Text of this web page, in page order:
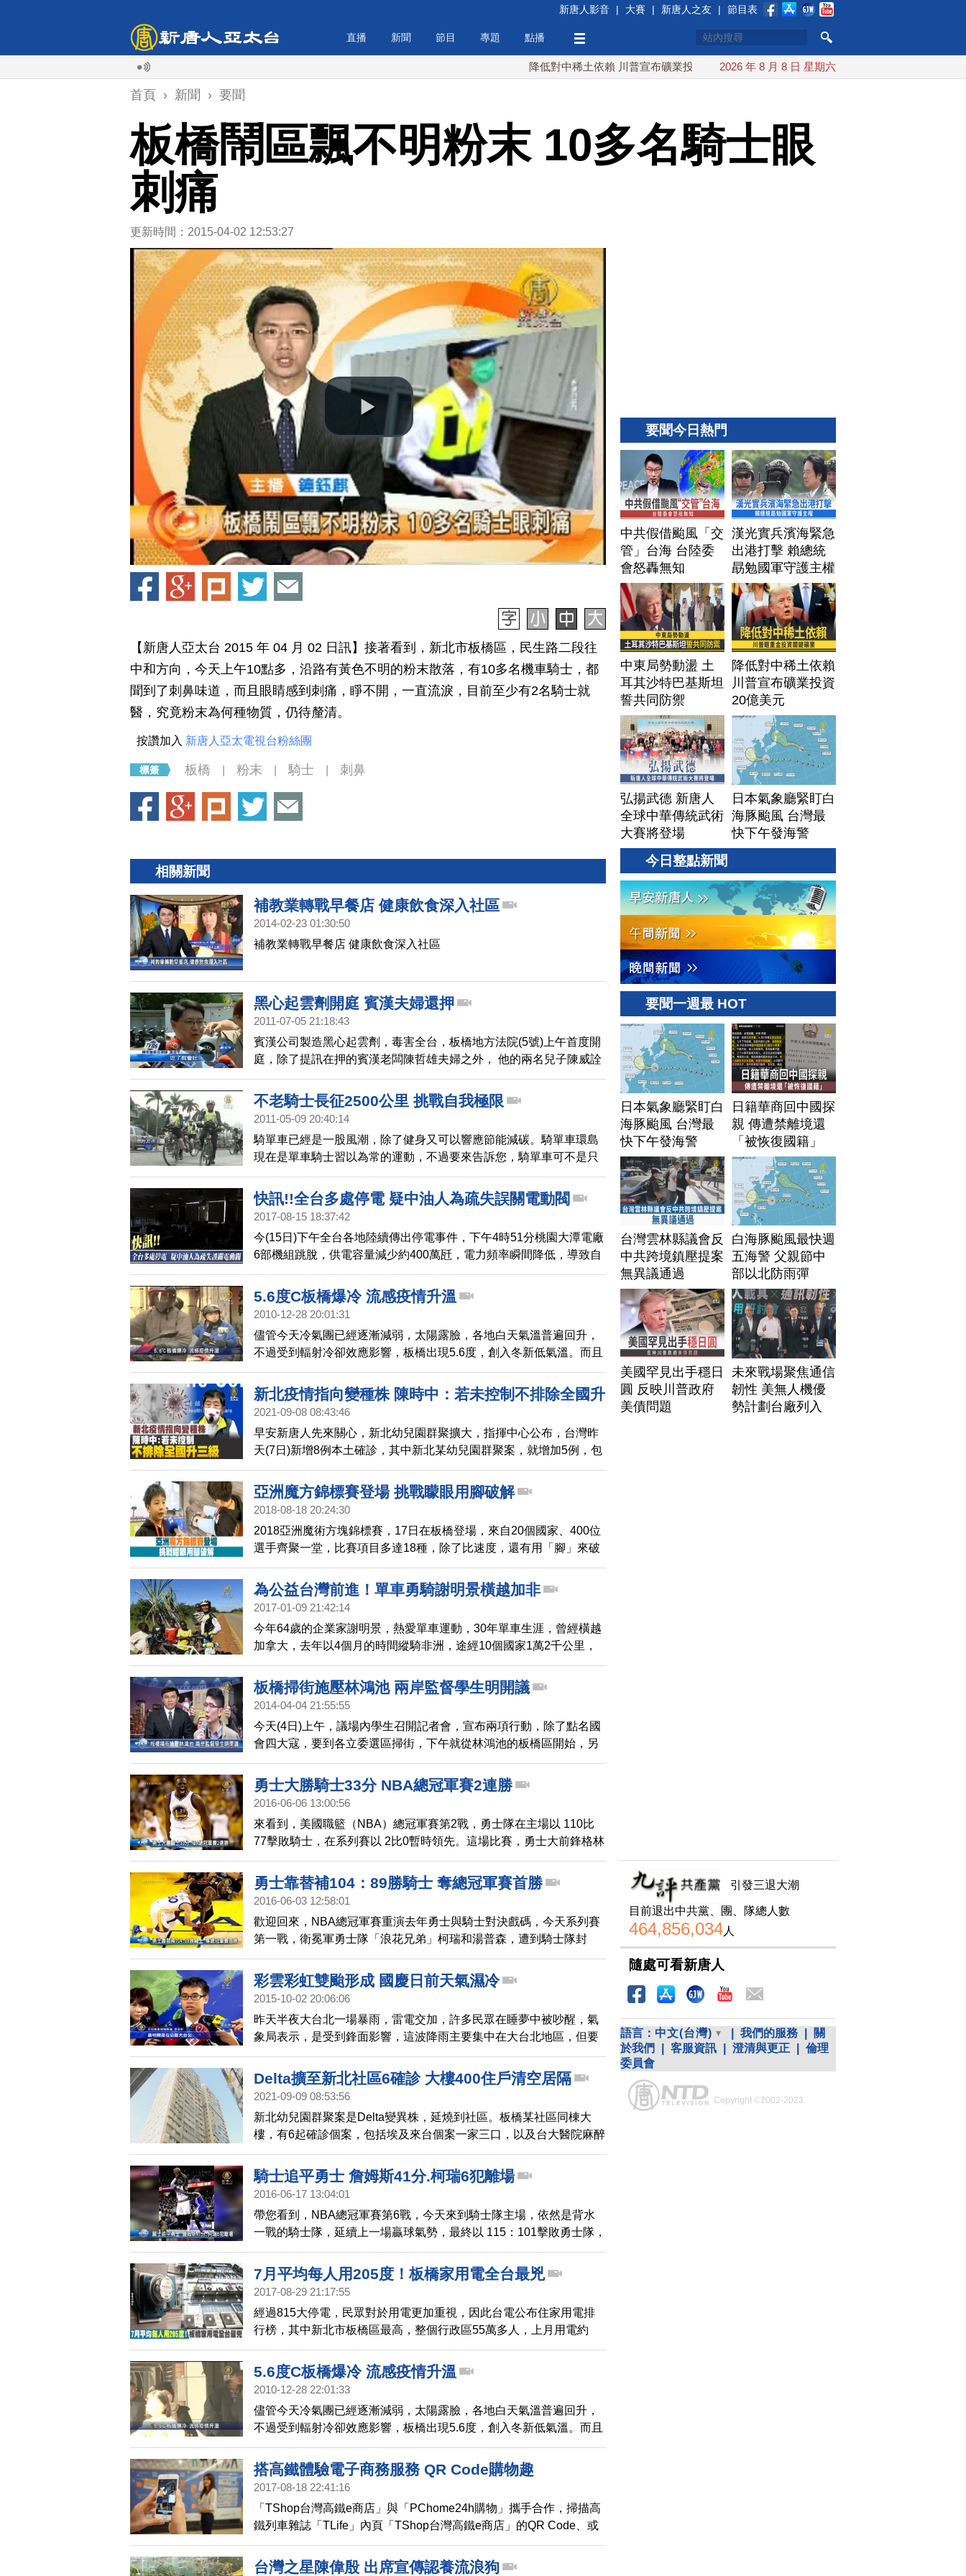
新唐人影音 | 大賽 | 新唐人之友 | 節目表
直播 新聞 節目 專題 點播
降低對中稀土依賴 川普宣布礦業投資20億美元 中東局勢動盪 土耳其沙特巴基斯坦誓共同防禦
2026 年 8 月 8 日 星期六
首頁 › 新聞 › 要聞
板橋鬧區飄不明粉末 10多名騎士眼
刺痛
更新時間：2015-04-02 12:53:27
【新唐人亞太台 2015 年 04 月 02 日訊】接著看到，新北市板橋區，民生路二段往
中和方向，今天上午10點多，沿路有黃色不明的粉末散落，有10多名機車騎士，都
聞到了刺鼻味道，而且眼睛感到刺痛，睜不開，一直流淚，目前至少有2名騎士就
醫，究竟粉末為何種物質，仍待釐清。
按讚加入 新唐人亞太電視台粉絲團
板橋 粉末 騎士 刺鼻
相關新聞
補教業轉戰早餐店 健康飲食深入社區
2014-02-23 01:30:50
補教業轉戰早餐店 健康飲食深入社區
黑心起雲劑開庭 賓漢夫婦還押
2011-07-05 21:18:43
賓漢公司製造黑心起雲劑，毒害全台，板橋地方法院(5號)上午首度開
庭，除了提訊在押的賓漢老闆陳哲雄夫婦之外， 他的兩名兒子陳威詮
和陳威丞，也都被傳喚到案。
不老騎士長征2500公里 挑戰自我極限
2011-05-09 20:40:14
騎單車已經是一股風潮，除了健身又可以響應節能減碳。騎單車環島
現在是單車騎士習以為常的運動，不過要來告訴您，騎單車可不是只
有年輕人的活動，帶您來看到，一群平均年齡55歲的阿公阿嬤們，要
騎著單車，開始台灣探險之旅。
快訊!!全台多處停電 疑中油人為疏失誤關電動閥
2017-08-15 18:37:42
今(15日)下午全台各地陸續傳出停電事件，下午4時51分桃園大潭電廠
6部機組跳脫，供電容量減少約400萬瓩，電力頻率瞬間降低，導致自
動啟動低頻電驛的安全保護措施，造成全台多處停電，截至17時24
分，目前北市12個行政區各有部分區域停電，受理案件統計電梯受困
23件，冒煙查看8件，新北市目前板橋、三峽、中和、新店、新莊、
5.6度C板橋爆冷 流感疫情升溫
2010-12-28 20:01:31
儘管今天冷氣團已經逐漸減弱，太陽露臉，各地白天氣溫普遍回升，
不過受到輻射冷卻效應影響，板橋出現5.6度，創入冬新低氣溫。而且
天氣冷，類流感人數飆升3成。疾病管制局表示，今年的流感疫苗只剩
下約27萬劑，但容易併發重症的老人及幼兒，接種率仍偏低，分別約
只有36%及23%。疾管局請民眾把握最後剩餘的數量，趕快施打。
新北疫情指向變種株 陳時中：若未控制不排除全國升
三級
2021-09-08 08:43:46
早安新唐人先來關心，新北幼兒園群聚擴大，指揮中心公布，台灣昨
天(7日)新增8例本土確診，其中新北某幼兒園群聚案，就增加5例，包
括2個幼兒園孩童及3位同住家人，最小的更只有一歲，目前群聚案加
上幼稚園老師的先生，累計16人確診。今天，幼兒園群聚案的基因定
序將出爐，指揮中心指出，目前指向是變種病毒株。
亞洲魔方錦標賽登場 挑戰矇眼用腳破解
2018-08-18 20:24:30
2018亞洲魔術方塊錦標賽，17日在板橋登場，來自20個國家、400位
選手齊聚一堂，比賽項目多達18種，除了比速度，還有用「腳」來破
解魔術方塊，甚至得蒙著雙眼，完成比賽。
為公益台灣前進！單車勇騎謝明景橫越加非
2017-01-09 21:42:14
今年64歲的企業家謝明景，熱愛單車運動，30年單車生涯，曾經橫越
加拿大，去年以4個月的時間縱騎非洲，途經10個國家1萬2千公里，
他表示，雖然過程中有許多辛苦與困難，但為台灣做公益，拓展國民
外交，是他人生中最難以忘懷的記憶。
板橋掃街施壓林鴻池 兩岸監督學生明開議
2014-04-04 21:55:55
今天(4日)上午，議場內學生召開記者會，宣布兩項行動，除了點名國
會四大寇，要到各立委選區掃街，下午就從林鴻池的板橋區開始，另
外也宣布明天開始，要分成60組，自己在國會內開啟人民議會，討論
兩岸協議監督條例。
勇士大勝騎士33分 NBA總冠軍賽2連勝
2016-06-06 13:00:56
來看到，美國職籃（NBA）總冠軍賽第2戰，勇士隊在主場以 110比
77擊敗騎士，在系列賽以 2比0暫時領先。這場比賽，勇士大前鋒格林
表現最佳，拿到全場最高的28分，「浪花兄弟」也恢復正常，終場柯
瑞拿下 18分、9籃板，湯普森17分、5助攻，幫助球隊大勝33分，也
寫下隊史在總決賽的最大勝分差距。
勇士靠替補104：89勝騎士 奪總冠軍賽首勝
2016-06-03 12:58:01
歡迎回來，NBA總冠軍賽重演去年勇士與騎士對決戲碼，今天系列賽
第一戰，衛冕軍勇士隊「浪花兄弟」柯瑞和湯普森，遭到騎士隊封
鎖，兩人總共只拿下 20分，但靠著勇士替補大爆發，合計貢獻45分，
完全壓過騎士替補的10分，終場勇士以 104：89 擊敗騎士，系列賽取
得1：0領先。
彩雲彩虹雙颱形成 國慶日前天氣濕冷
2015-10-02 20:06:06
昨天半夜大台北一場暴雨，雷電交加，許多民眾在睡夢中被吵醒，氣
象局表示，是受到鋒面影響，這波降雨主要集中在大台北地區，但要
注意的是，杜鵑颱風前腳剛走，可能又有雙颱形成，國慶假期前需要
密切觀察。
Delta擴至新北社區6確診 大樓400住戶清空居隔
2021-09-09 08:53:56
新北幼兒園群聚案是Delta變異株，延燒到社區。板橋某社區同棟大
樓，有6起確診個案，包括埃及來台個案一家三口，以及台大醫院麻醉
護理師，新北市府昨天緊急清空整棟大樓，400名住戶，送往集中檢
疫所隔離。
騎士追平勇士 詹姆斯41分.柯瑞6犯離場
2016-06-17 13:04:01
帶您看到，NBA總冠軍賽第6戰，今天來到騎士隊主場，依然是背水
一戰的騎士隊，延續上一場贏球氣勢，最終以 115：101擊敗勇士隊，
順利將系列賽追平成3：3，逼進第7戰。這場比賽，騎士在「小皇
帝」詹姆斯41分的領軍下，全場大多維持在2位數的領先。勇士隊拿
下30分的柯瑞，則在第四節6犯離場。兩隊將在下周一回到勇士主
7月平均每人用205度！板橋家用電全台最兇
2017-08-29 21:17:55
經過815大停電，民眾對於用電更加重視，因此台電公布住家用電排
行榜，其中新北市板橋區最高，整個行政區55萬多人，上月用電約
1.12億度，平均每人用205度。
5.6度C板橋爆冷 流感疫情升溫
2010-12-28 22:01:33
儘管今天冷氣團已經逐漸減弱，太陽露臉，各地白天氣溫普遍回升，
不過受到輻射冷卻效應影響，板橋出現5.6度，創入冬新低氣溫。而且
天氣冷，類流感人數飆升3成。疾病管制局表示，今年的流感疫苗只剩
下約27萬劑，但容易併發重症的老人及幼兒，接種率仍偏低，分別約
只有36%及23%。疾管局請民眾把握最後剩餘的數量，趕快施打。
搭高鐵體驗電子商務服務 QR Code購物趣
2017-08-18 22:41:16
「TShop台灣高鐵e商店」與「PChome24h購物」攜手合作，掃描高
鐵列車雜誌「TLife」內頁「TShop台灣高鐵e商店」的QR Code、或
是利用高鐵南港、板橋、桃園、新竹、台中、嘉義、台南、左營等共8
座車站，廣告牆上QR Code，體驗獨步全台的AR（擴增實境）電子商
台灣之星陳偉殷 出席宣傳認養流浪狗
要聞今日熱門
中共假借颱風「交
管」台海 台陸委
會怒轟無知
漢光實兵濱海緊急
出港打擊 賴總統
勗勉國軍守護主權
中東局勢動盪 土
耳其沙特巴基斯坦
誓共同防禦
降低對中稀土依賴
川普宣布礦業投資
20億美元
弘揚武德 新唐人
全球中華傳統武術
大賽將登場
日本氣象廳緊盯白
海豚颱風 台灣最
快下午發海警
今日整點新聞
要聞一週最 HOT
日本氣象廳緊盯白
海豚颱風 台灣最
快下午發海警
日籍華商回中國探
親 傳遭禁離境還
「被恢復國籍」
台灣雲林縣議會反
中共跨境鎮壓提案
無異議通過
白海豚颱風最快週
五海警 父親節中
部以北防雨彈
美國罕見出手穩日
圓 反映川普政府
美債問題
未來戰場聚焦通信
韌性 美無人機優
勢計劃台廠列入
引發三退大潮
目前退出中共黨、團、隊總人數
464,856,034人
隨處可看新唐人
語言： 中文(台灣) 我們的服務
關
於我們
客服資訊 澄清與更正
倫理
委員會
Copyright ©2002-2023